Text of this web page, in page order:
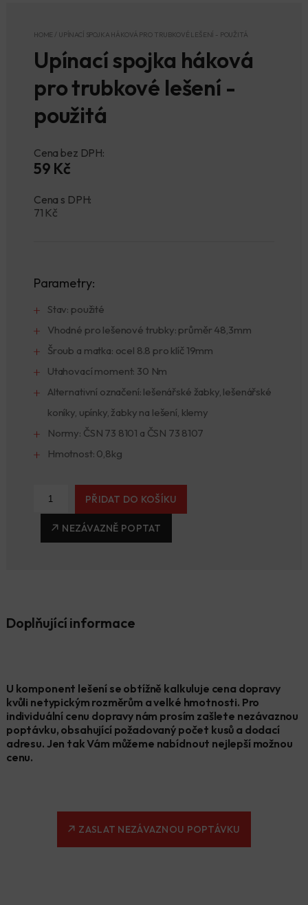
HOME / UPÍNACÍ SPOJKA HÁKOVÁ PRO TRUBKOVÉ LEŠENÍ - POUŽITÁ
Upínací spojka háková
pro trubkové lešení -
použitá
Cena bez DPH:
59 Kč
Cena s DPH:
71 Kč
Parametry:
Stav: použité
Vhodné pro lešenové trubky: průměr 48,3mm
Šroub a matka: ocel 8.8 pro klíč 19mm
Utahovací moment: 30 Nm
Alternativní označení: lešenářské žabky, lešenářské
koníky, upínky, žabky na lešení, klemy
Normy: ČSN 73 8101 a ČSN 73 8107
Hmotnost: 0,8kg
PŘIDAT DO KOŠÍKU
NEZÁVAZNĚ POPTAT
Doplňující informace
U komponent lešení se obtížně kalkuluje cena dopravy
kvůli netypickým rozměrům a velké hmotnosti. Pro
individuální cenu dopravy nám prosím zašlete nezávaznou
poptávku, obsahující požadovaný počet kusů a dodací
adresu. Jen tak Vám můžeme nabídnout nejlepší možnou
cenu.
ZASLAT NEZÁVAZNOU POPTÁVKU